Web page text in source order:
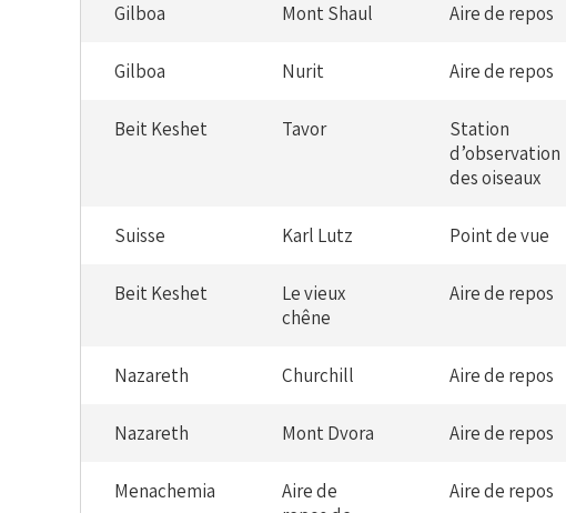
Gilboa Mont Shaul Aire de repos
Gilboa Nurit Aire de repos
Beit Keshet Tavor
Station
d’observation
des oiseaux
Suisse Karl Lutz Point de vue
Beit Keshet
Le vieux
chêne
Aire de repos
Nazareth Churchill Aire de repos
Nazareth Mont Dvora Aire de repos
Menachemia
Aire de
Aire de repos